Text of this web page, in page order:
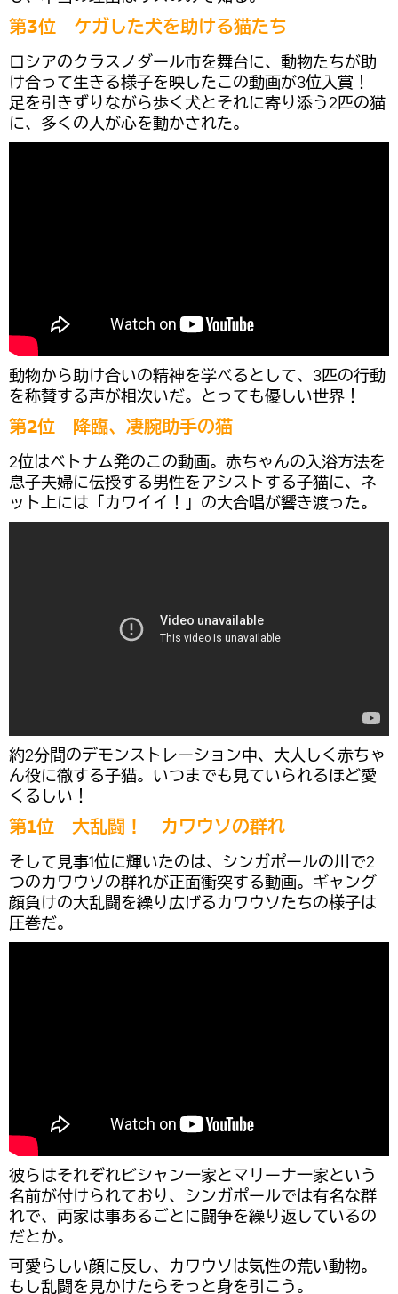
第3位 ケガした犬を助ける猫たち
ロシアのクラスノダール市を舞台に、動物たちが助
け合って生きる様子を映したこの動画が3位入賞！
足を引きずりながら歩く犬とそれに寄り添う2匹の猫
に、多くの人が心を動かされた。
動物から助け合いの精神を学べるとして、3匹の行動
を称賛する声が相次いだ。とっても優しい世界！
第2位 降臨、凄腕助手の猫
2位はベトナム発のこの動画。赤ちゃんの入浴方法を
息子夫婦に伝授する男性をアシストする子猫に、ネ
ット上には「カワイイ！」の大合唱が響き渡った。
約2分間のデモンストレーション中、大人しく赤ちゃ
ん役に徹する子猫。いつまでも見ていられるほど愛
くるしい！
第1位 大乱闘！ カワウソの群れ
そして見事1位に輝いたのは、シンガポールの川で2
つのカワウソの群れが正面衝突する動画。ギャング
顔負けの大乱闘を繰り広げるカワウソたちの様子は
圧巻だ。
彼らはそれぞれビシャン一家とマリーナ一家という
名前が付けられており、シンガポールでは有名な群
れで、両家は事あるごとに闘争を繰り返しているの
だとか。
可愛らしい顔に反し、カワウソは気性の荒い動物。
もし乱闘を見かけたらそっと身を引こう。